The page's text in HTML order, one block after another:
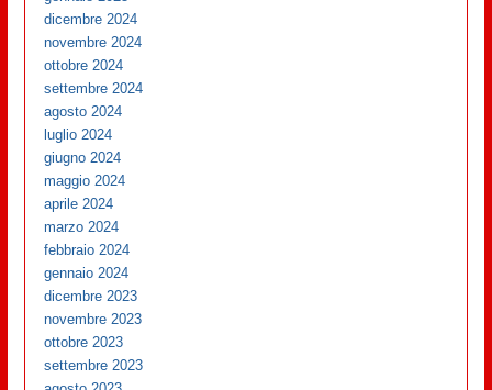
dicembre 2024
novembre 2024
ottobre 2024
settembre 2024
agosto 2024
luglio 2024
giugno 2024
maggio 2024
aprile 2024
marzo 2024
febbraio 2024
gennaio 2024
dicembre 2023
novembre 2023
ottobre 2023
settembre 2023